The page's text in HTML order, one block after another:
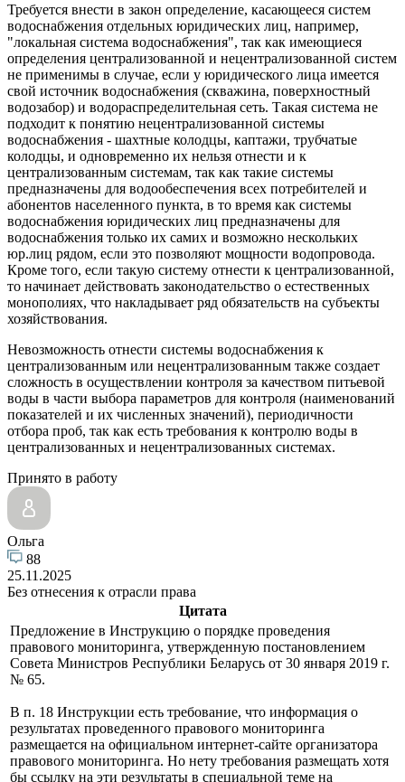
Требуется внести в закон определение, касающееся систем
водоснабжения отдельных юридических лиц, например,
"локальная система водоснабжения", так как имеющиеся
определения централизованной и нецентрализованной систем
не применимы в случае, если у юридического лица имеется
свой источник водоснабжения (скважина, поверхностный
водозабор) и водораспределительная сеть. Такая система не
подходит к понятию нецентрализованной системы
водоснабжения - шахтные колодцы, каптажи, трубчатые
колодцы, и одновременно их нельзя отнести и к
централизованным системам, так как такие системы
предназначены для водообеспечения всех потребителей и
абонентов населенного пункта, в то время как системы
водоснабжения юридических лиц предназначены для
водоснабжения только их самих и возможно нескольких
юр.лиц рядом, если это позволяют мощности водопровода.
Кроме того, если такую систему отнести к централизованной,
то начинает действовать законодательство о естественных
монополиях, что накладывает ряд обязательств на субъекты
хозяйствования.
Невозможность отнести системы водоснабжения к
централизованным или нецентрализованным также создает
сложность в осуществлении контроля за качеством питьевой
воды в части выбора параметров для контроля (наименований
показателей и их численных значений), периодичности
отбора проб, так как есть требования к контролю воды в
централизованных и нецентрализованных системах.
Принято в работу
Ольга
88
25.11.2025
Без отнесения к отрасли права
Цитата
Предложение в Инструкцию о порядке проведения
правового мониторинга, утвержденную постановлением
Совета Министров Республики Беларусь от 30 января 2019 г.
№ 65.
В п. 18 Инструкции есть требование, что информация о
результатах проведенного правового мониторинга
размещается на официальном интернет-сайте организатора
правового мониторинга. Но нету требования размещать хотя
бы ссылку на эти результаты в специальной теме на